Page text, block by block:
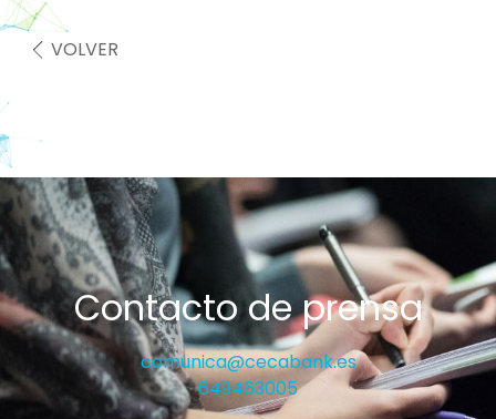
VOLVER
Contacto de prensa
comunica@cecabank.es
649463005